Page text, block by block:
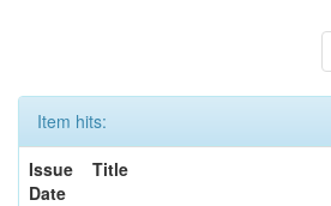
Item hits:
Issue
Date
Title